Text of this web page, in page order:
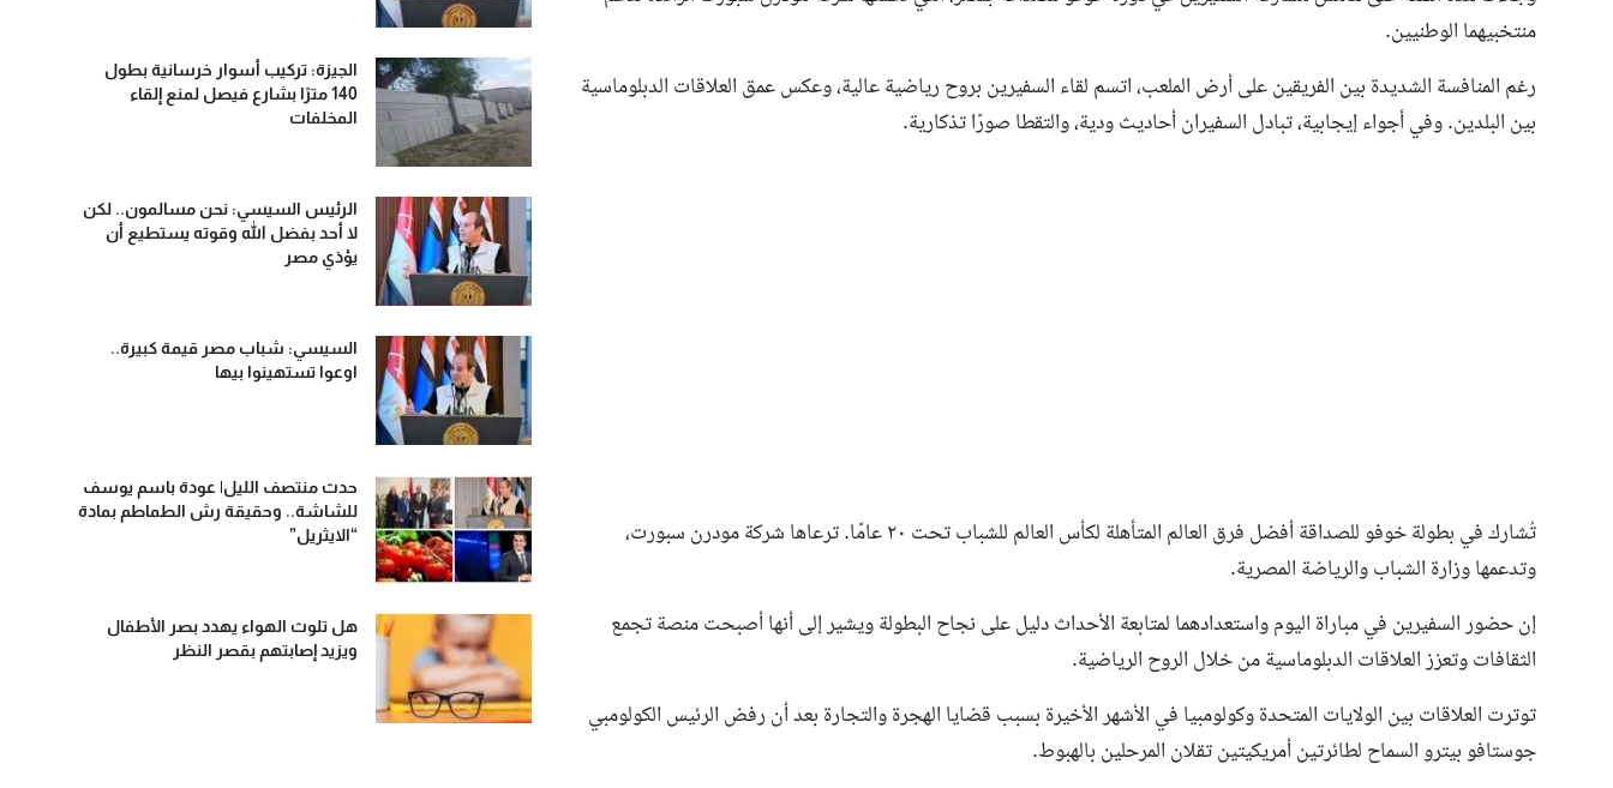
منتخبيهما الوطنيين.
رغم المنافسة الشديدة بين الفريقين على أرض الملعب، اتسم لقاء السفيرين بروح رياضية عالية، وعكس عمق العلاقات الدبلوماسية
بين البلدين. وفي أجواء إيجابية، تبادل السفيران أحاديث ودية، والتقطا صورًا تذكارية.
تُشارك في بطولة خوفو للصداقة أفضل فرق العالم المتأهلة لكأس العالم للشباب تحت ٢٠ عامًا. ترعاها شركة مودرن سبورت،
وتدعمها وزارة الشباب والرياضة المصرية.
إن حضور السفيرين في مباراة اليوم واستعدادهما لمتابعة الأحداث دليل على نجاح البطولة ويشير إلى أنها أصبحت منصة تجمع
الثقافات وتعزز العلاقات الدبلوماسية من خلال الروح الرياضية.
توترت العلاقات بين الولايات المتحدة وكولومبيا في الأشهر الأخيرة بسبب قضايا الهجرة والتجارة بعد أن رفض الرئيس الكولومبي
جوستافو بيترو السماح لطائرتين أمريكيتين تقلان المرحلين بالهبوط.
الجيزة: تركيب أسوار خرسانية بطول
140 مترًا بشارع فيصل لمنع إلقاء
المخلفات
الرئيس السيسي: نحن مسالمون.. لكن
لا أحد بفضل الله وقوته يستطيع أن
يؤذي مصر
السيسي: شباب مصر قيمة كبيرة..
اوعوا تستهينوا بيها
حدث منتصف الليل| عودة باسم يوسف
للشاشة.. وحقيقة رش الطماطم بمادة
“الايثريل”
هل تلوث الهواء يهدد بصر الأطفال
ويزيد إصابتهم بقصر النظر